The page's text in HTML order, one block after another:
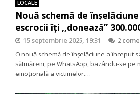
LOCALE
Nouă schemă de
escrocii îți ,,donează”
15 septembrie 2025, 19:31
2
O nouă schemă de înșelăciune a început
sătmăreni, pe WhatsApp, bazându-se pe
emoțională a victimelor.…